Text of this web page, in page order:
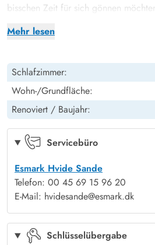
Mehr lesen
bisschen Zeit für sich gönnen
Die geschlossene Südterrasse lädt
in der Sonne – ganz ohne ständiges
Kochen, lachen, gemeinsam genießen
Die ebenfalls im Jahr 2025
gut ausgestattet und stilvoll in den
integriert. Ein besonderes Highlight:
ideal für Tee, Pasta oder den
Eine Waschmaschine sowie ein
Haus ebenfalls zur Verfügung,
Aufenthalte eignet.
Perfekte Lage für Strandliebhaber und
Schlafzimmer:
Wohn-/Grundfläche:
Renoviert / Baujahr:
Servicebüro
Esmark Hvide Sande
Telefon: 00 45 69 15 96 20
E-Mail: hvidesande@esmark.dk
Schlüsselübergabe